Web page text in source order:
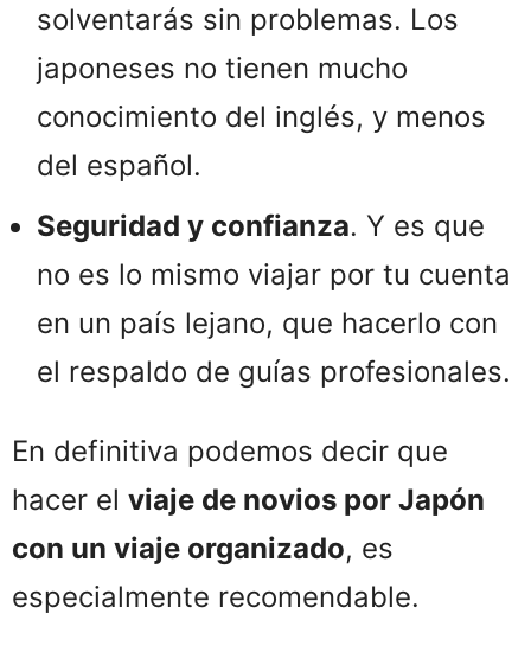
solventarás sin problemas. Los
japoneses no tienen mucho
conocimiento del inglés, y menos
del español.
Seguridad y confianza. Y es que
no es lo mismo viajar por tu cuenta
en un país lejano, que hacerlo con
el respaldo de guías profesionales.
En definitiva podemos decir que
hacer el viaje de novios por Japón
con un viaje organizado, es
especialmente recomendable.